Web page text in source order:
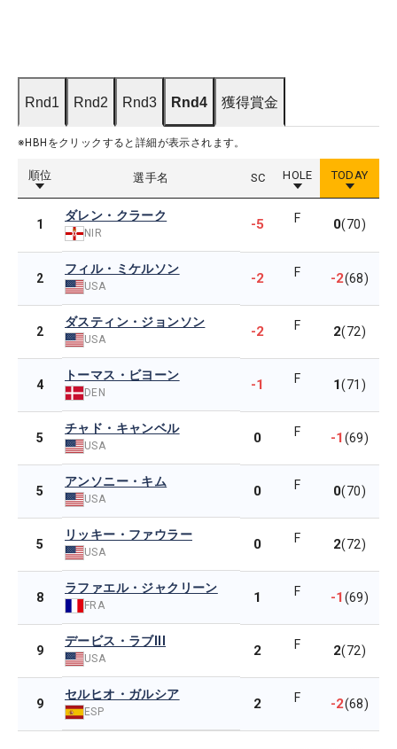
Rnd1 Rnd2 Rnd3 Rnd4 獲得賞金
※HBHをクリックすると詳細が表示されます。
順位 選手名 SC HOLE TODAY
1
ダレン・クラーク
NIR
-5 F 0(70)
2
フィル・ミケルソン
USA -2 F -2(68)
2
ダスティン・ジョンソン
USA -2 F 2(72)
4
トーマス・ビヨーン
DEN -1 F 1(71)
5
チャド・キャンベル
USA 0 F -1(69)
5
アンソニー・キム
USA 0 F 0(70)
5
リッキー・ファウラー
USA 0 F 2(72)
8
ラファエル・ジャクリーン
FRA 1 F -1(69)
9
デービス・ラブIII
USA 2 F 2(72)
9
セルヒオ・ガルシア
ESP 2 F -2(68)